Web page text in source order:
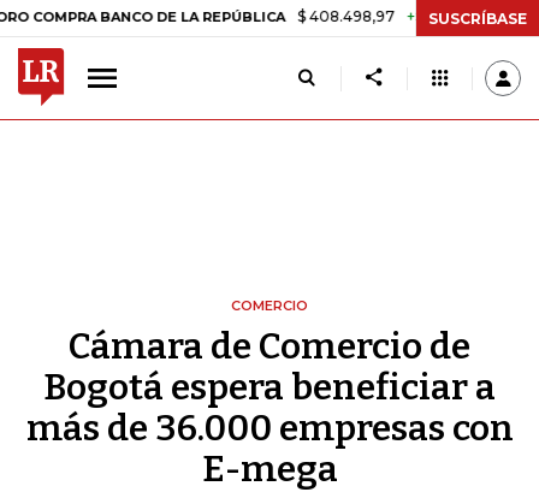
BANCO DE LA REPÚBLICA $ 408.498,97 +$ 8.753,81 +2,19%
SUSCRÍBASE
COMERCIO
Cámara de Comercio de
Bogotá espera beneficiar a
más de 36.000 empresas con
E-mega